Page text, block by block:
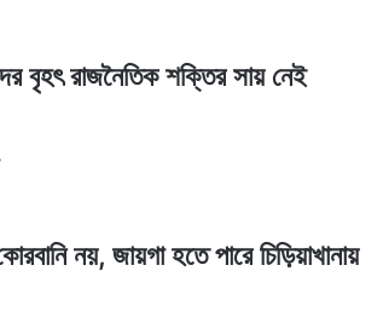
caused
'limited
বৃহৎ রাজনৈতিক শক্তির সায় নেই
নয়, জায়গা হতে পারে চিড়িয়াখানায়